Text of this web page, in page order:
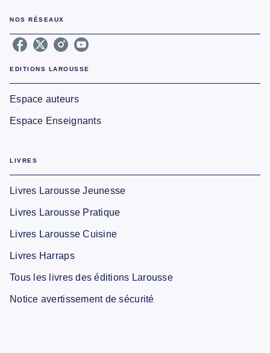
NOS RÉSEAUX
EDITIONS LAROUSSE
Espace auteurs
Espace Enseignants
LIVRES
Livres Larousse Jeunesse
Livres Larousse Pratique
Livres Larousse Cuisine
Livres Harraps
Tous les livres des éditions Larousse
Notice avertissement de sécurité